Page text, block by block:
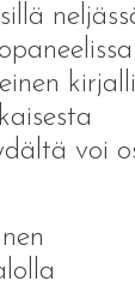
voi